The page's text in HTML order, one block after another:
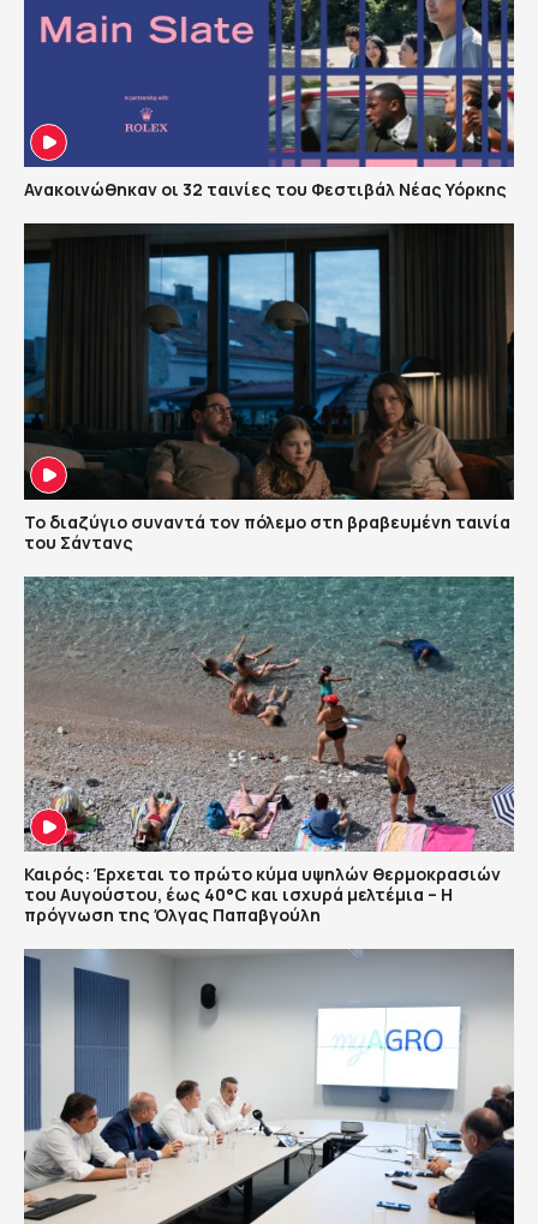
Ανακοινώθηκαν οι 32 ταινίες του Φεστιβάλ Νέας Υόρκης
Το διαζύγιο συναντά τον πόλεμο στη βραβευμένη ταινία
του Σάντανς
Καιρός: Έρχεται το πρώτο κύμα υψηλών θερμοκρασιών
του Αυγούστου, έως 40°C και ισχυρά μελτέμια – Η
πρόγνωση της Όλγας Παπαβγούλη